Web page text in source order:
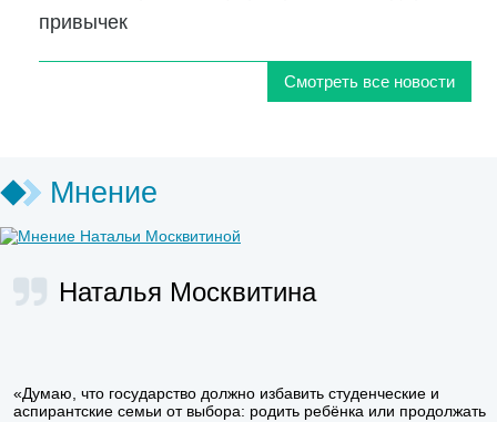
привычек
Смотреть все новости
Мнение
Наталья Москвитина
«Думаю, что государство должно избавить студенческие и
аспирантские семьи от выбора: родить ребёнка или продолжать